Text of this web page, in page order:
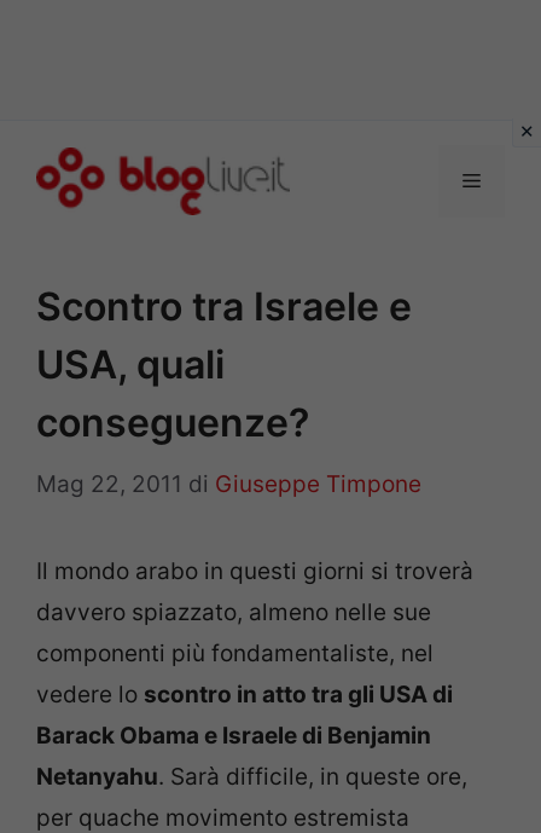
Menu
Scontro tra Israele e
USA, quali
conseguenze?
Mag 22, 2011 di Giuseppe Timpone
Il mondo arabo in questi giorni si troverà
davvero spiazzato, almeno nelle sue
componenti più fondamentaliste, nel
vedere lo scontro in atto tra gli USA di
Barack Obama e Israele di Benjamin
Netanyahu. Sarà difficile, in queste ore,
per quache movimento estremista